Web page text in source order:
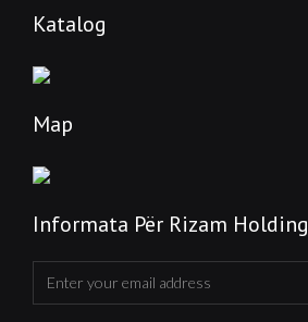
Katalog
Map
Informata Për Rizam Holding